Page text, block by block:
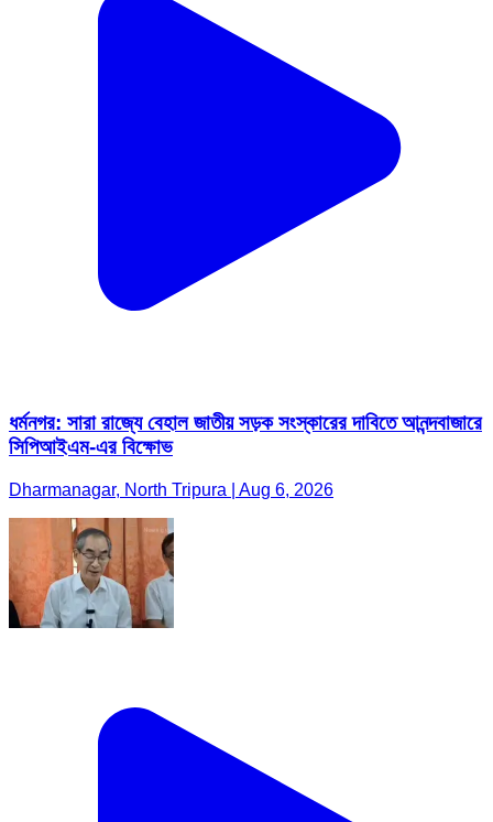
ধর্মনগর: সারা রাজ্যে বেহাল জাতীয় সড়ক সংস্কারের দাবিতে আনন্দবাজারে
সিপিআইএম-এর বিক্ষোভ
Dharmanagar, North Tripura | Aug 6, 2026